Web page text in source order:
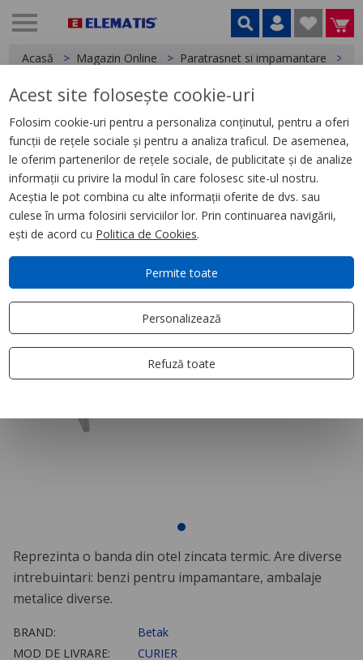
Acasă Magazin Online Paratrasnet si impamantare
< Impamantare
Platbanda zincata 4X40
Reprezinta o banda din otel zincata termic. Are diverse
intrebuintari: benzi pentru impamantare, ambalaje
metalice diverse.
BRAND:
Betak
MOD DE LIVRARE:
CURIER
Acest site folosește cookie-uri
Folosim cookie-uri pentru a personaliza conținutul, pentru a oferi
funcții de rețele sociale și pentru a analiza traficul. De asemenea,
le oferim partenerilor de rețele sociale, de publicitate și de analize
informații cu privire la modul în care folosesc site-ul nostru.
Aceștia le pot combina cu alte informații oferite de dvs. sau
culese în urma folosirii serviciilor lor. Prin continuarea navigării,
ești de acord cu Politica de Cookies.
Permite toate
Personalizează
Refuză toate